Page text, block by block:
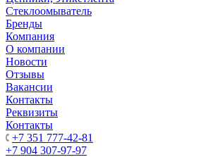
Стеклоомыватель
Бренды
Компания
О компании
Новости
Отзывы
Вакансии
Контакты
Реквизиты
Контакты
+7 351 777-42-81
+7 904 307-97-97